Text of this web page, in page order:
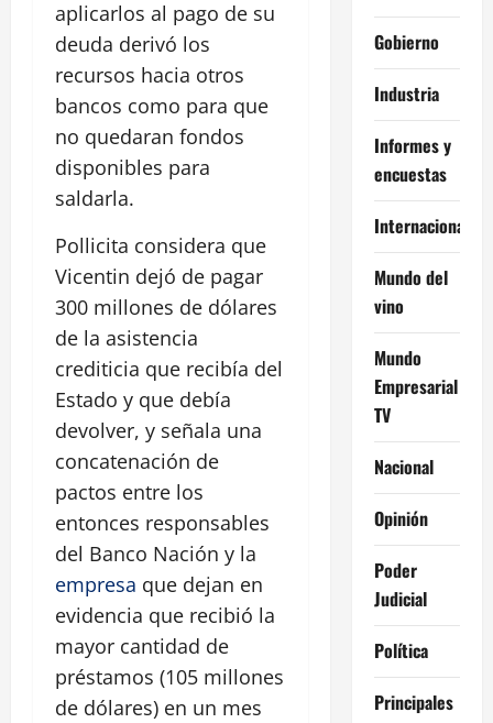
aplicarlos al pago de su
deuda derivó los
recursos hacia otros
bancos como para que
no quedaran fondos
disponibles para
saldarla.
Pollicita considera que
Vicentin dejó de pagar
300 millones de dólares
de la asistencia
crediticia que recibía del
Estado y que debía
devolver, y señala una
concatenación de
pactos entre los
entonces responsables
del Banco Nación y la
empresa que dejan en
evidencia que recibió la
mayor cantidad de
préstamos (105 millones
de dólares) en un mes
Gobierno
Industria
Informes y
encuestas
Internacional
Mundo del
vino
Mundo
Empresarial
TV
Nacional
Opinión
Poder
Judicial
Política
Principales